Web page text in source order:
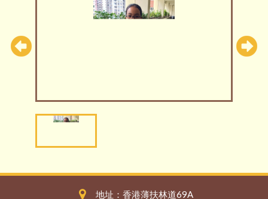
地址：香港薄扶林道69A